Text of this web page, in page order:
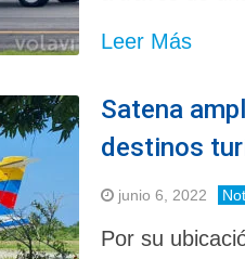
Leer Más
Satena
destinos
junio 6, 2022
Por su